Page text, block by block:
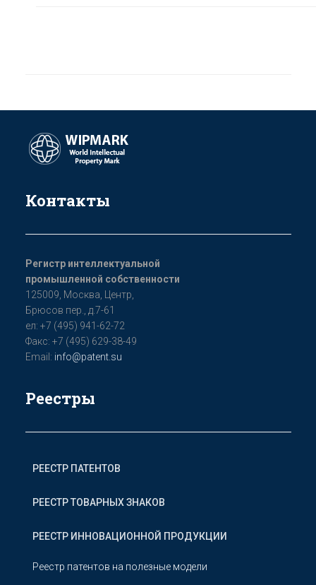
Контакты
Регистр интеллектуальной
промышленной собственности
125009, Мoсква, Цeнтр,
Бpюсoв пер., д.7-61
ел: +7 (495) 941-62-72
Факс: +7 (495) 629-38-49
Email: info@patent.su
Реестры
РЕЕСТР ПАТЕНТОВ
РЕЕСТР ТОВАРНЫХ ЗНАКОВ
РЕЕСТР ИННОВАЦИОННОЙ ПРОДУКЦИИ
Реестр патентов на полезные модели